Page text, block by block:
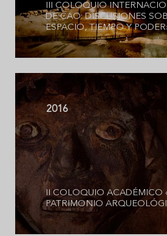
III COLOQUIO
DE CAO: DISCUSIONES
ESPACIO, TIEMPO Y
2016
II COLOQUIO ACADÉMICO
PATRIMONIO